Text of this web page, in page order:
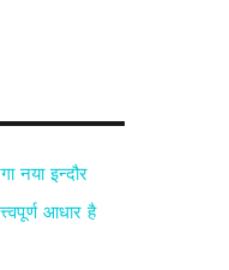
नया इन्दौर
आधार है